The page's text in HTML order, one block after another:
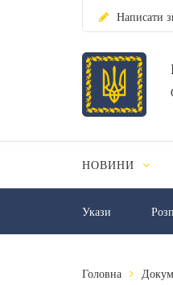
Написати
НОВИНИ
Укази
Головна